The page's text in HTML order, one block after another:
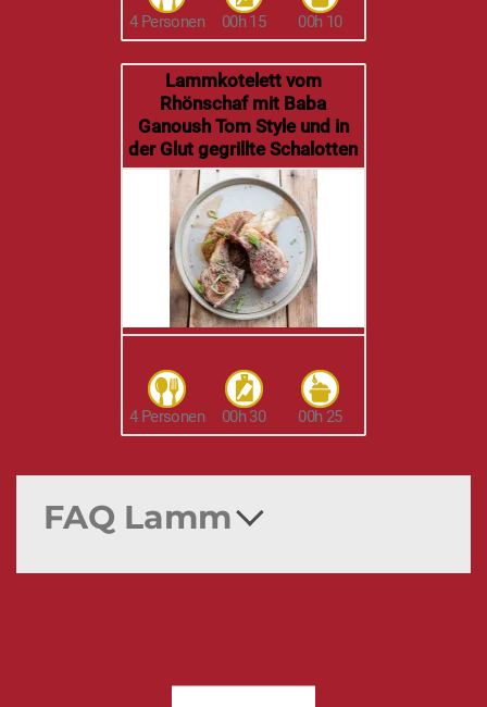
4 Personen 00h 15 00h 10
Lammkotelett vom
Rhönschaf mit Baba
Ganoush Tom Style und in
der Glut gegrillte Schalotten
4 Personen 00h 30 00h 25
FAQ Lamm